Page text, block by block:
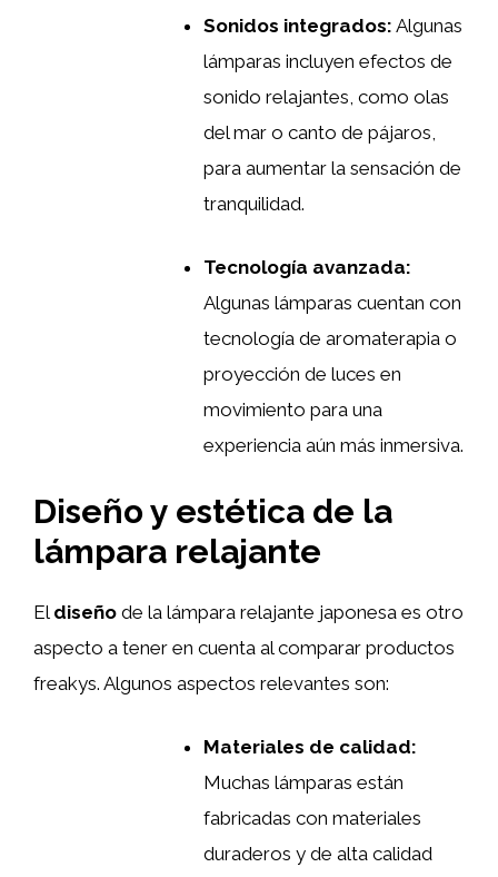
Sonidos integrados: Algunas
lámparas incluyen efectos de
sonido relajantes, como olas
del mar o canto de pájaros,
para aumentar la sensación de
tranquilidad.
Tecnología avanzada:
Algunas lámparas cuentan con
tecnología de aromaterapia o
proyección de luces en
movimiento para una
experiencia aún más inmersiva.
Diseño y estética de la
lámpara relajante
El diseño de la lámpara relajante japonesa es otro
aspecto a tener en cuenta al comparar productos
freakys. Algunos aspectos relevantes son:
Materiales de calidad:
Muchas lámparas están
fabricadas con materiales
duraderos y de alta calidad